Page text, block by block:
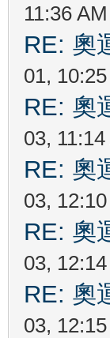
11:36 AM
RE: 奧
01,
RE: 奧
03, 11:14
RE: 奧
03,
RE: 奧
03,
RE: 奧
03,